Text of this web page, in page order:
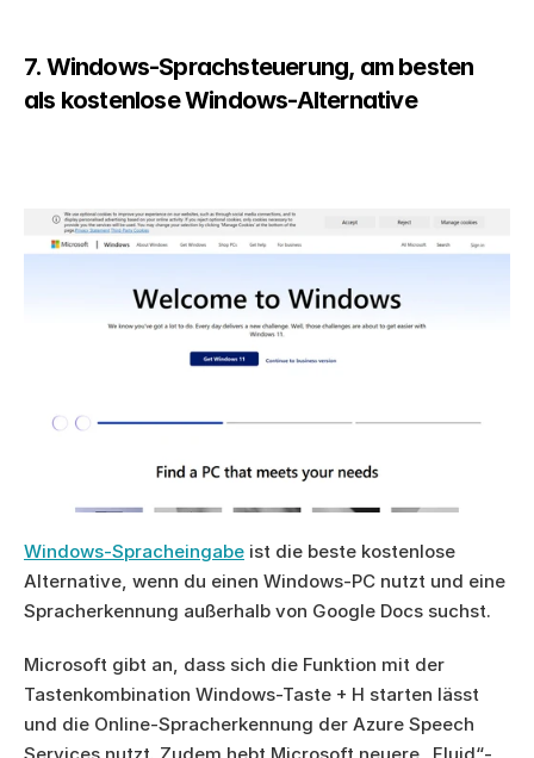
7. Windows-Sprachsteuerung, am besten
als kostenlose Windows-Alternative
Windows-Spracheingabe ist die beste kostenlose
Alternative, wenn du einen Windows-PC nutzt und eine
Spracherkennung außerhalb von Google Docs suchst.
Microsoft gibt an, dass sich die Funktion mit der
Tastenkombination Windows-Taste + H starten lässt
und die Online-Spracherkennung der Azure Speech